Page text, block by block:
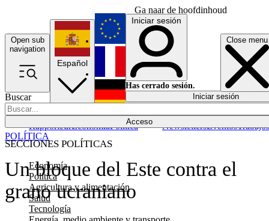
Ga naar de hoofdinhoud
Open sub
navigation
Close menu
Buscar
Acceso
SECCIONES POLÍTICAS
Economía
Política
Agricultura y alimentación
Salud
Tecnología
RapporteurEconomíaPolítica NewslettersEventosTrabajos
Español
English
Français
Iniciar sesión
Has cerrado sesión.
Iniciar sesión
Un bloque del Este contra el
grano ucraniano
POLÍTICA